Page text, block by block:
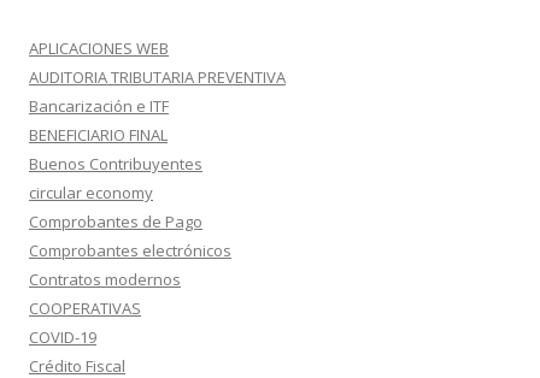
APLICACIONES WEB
AUDITORIA TRIBUTARIA PREVENTIVA
Bancarización e ITF
BENEFICIARIO FINAL
Buenos Contribuyentes
circular economy
Comprobantes de Pago
Comprobantes electrónicos
Contratos modernos
COOPERATIVAS
COVID-19
Crédito Fiscal